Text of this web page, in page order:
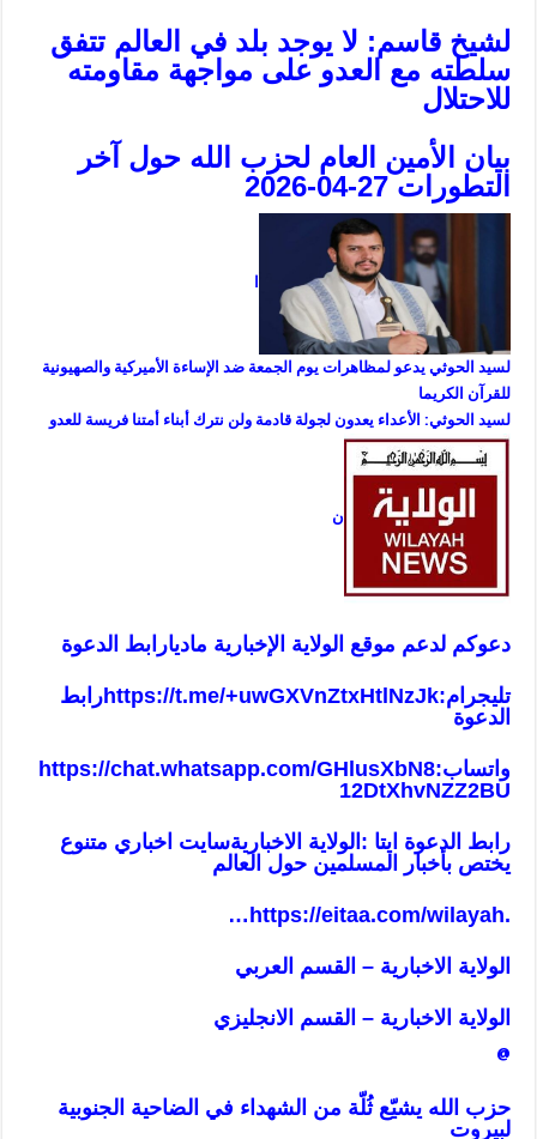
لشيخ قاسم: لا يوجد بلد في العالم تتفق
سلطته مع العدو على مواجهة مقاومته
للاحتلال
بيان الأمين العام لحزب الله حول آخر
التطورات 27-04-2026
لسيد الحوثي يدعو لمظاهرات يوم الجمعة ضد الإساءة الأميركية والصهيونية
للقرآن الكريما
لسيد الحوثي: الأعداء يعدون لجولة قادمة ولن نترك أبناء أمتنا فريسة للعدو
ن
دعوكم لدعم موقع الولاية الإخبارية ماديارابط الدعوة
تليجرام:https://t.me/+uwGXVnZtxHtlNzJkرابط
الدعوة
واتساب:https://chat.whatsapp.com/GHlusXbN8
12DtXhvNZZ2BU
رابط الدعوة ايتا :الولاية الاخباريةسايت اخباري متنوع
يختص بأخبار المسلمين حول العالم
.
https://eitaa.com/wilayah
…
الولاية الاخبارية – القسم العربي
الولاية الاخبارية – القسم الانجليزي
@
حزب الله يشيّع ثُلّة من الشهداء في الضاحية الجنوبية
لبيروت